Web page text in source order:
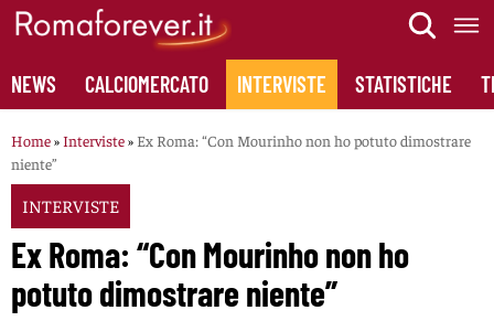
Skip
content
NEWS CALCIOMERCATO INTERVISTE STATISTICHE
Home»Interviste» Ex Roma: “Con Mourinho non ho potuto dimostrare
niente”
INTERVISTE
Ex Roma: “Con Mourinho non ho
potuto dimostrare niente”